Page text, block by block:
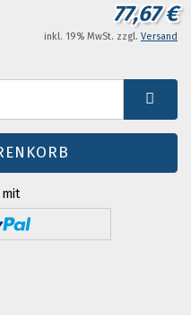
77,67 €
inkl. 19% MwSt. zzgl. Versand